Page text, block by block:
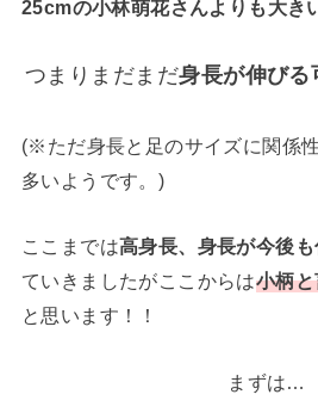
25cmの小林萌花さんよりも大き
つまりまだまだ身長が伸びる
(※ただ身長と足のサイズに関係
多いようです。)
ここまでは高身長、身長が今後
ていきましたがここからは小柄
と思います！！
まずは…